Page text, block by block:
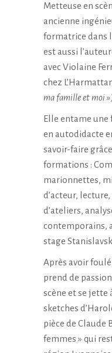
Metteuse en
ancienne
formatrice dans
est aussi
avec Violaine
chez
ma famille et moi
Elle entame
en autodidacte
savoir-faire
formations :
marionnettes,
d’acteur,
d’ateliers,
contemporains,
stage
Après avoir
prend de
scène et se jette
sketches
pièce de Claude
femmes » qui